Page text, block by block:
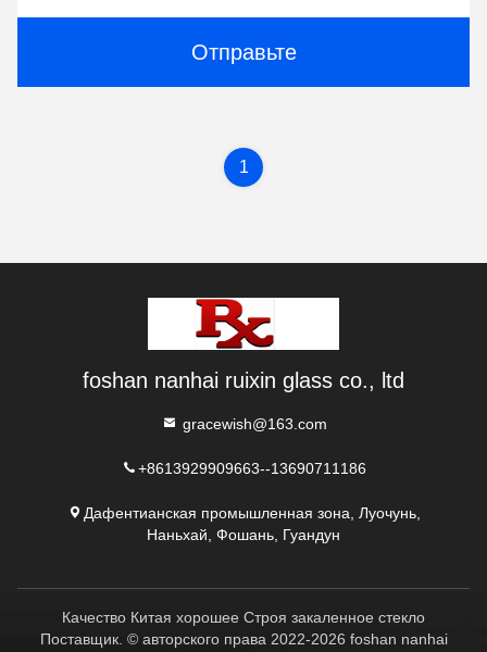
Отправьте
1
foshan nanhai ruixin glass co., ltd
gracewish@163.com
+8613929909663--13690711186
Дафентианская промышленная зона, Луочунь,
Наньхай, Фошань, Гуандун
Качество Китая хорошее Строя закаленное стекло
Поставщик. © авторского права 2022-2026 foshan nanhai